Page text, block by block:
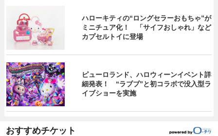
ハローキティの“ロングセラーおもちゃ”が
ミニチュア化！ 「サイフおしゃれ」など
カプセルトイに登場
ピューロランド、ハロウィーンイベント詳
細発表！ “ラブブ”と初コラボで没入型ラ
イブショーを実施
おすすめチケット